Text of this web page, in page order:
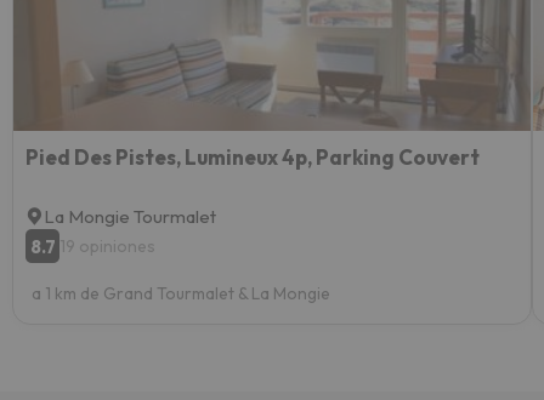
Pied Des Pistes, Lumineux 4p, Parking Couvert
La Mongie Tourmalet
8.7 19 opiniones
a 1 km de Grand Tourmalet & La Mongie